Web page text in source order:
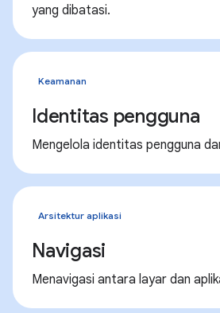
yang dibatasi.
Keamanan
Identitas pengguna
Mengelola identitas pengguna
Arsitektur aplikasi
Navigasi
Menavigasi antara layar dan